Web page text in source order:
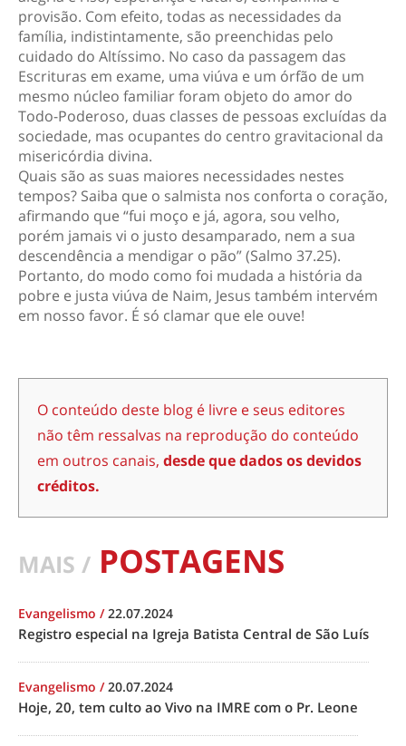
provisão. Com efeito, todas as necessidades da
família, indistintamente, são preenchidas pelo
cuidado do Altíssimo. No caso da passagem das
Escrituras em exame, uma viúva e um órfão de um
mesmo núcleo familiar foram objeto do amor do
Todo-Poderoso, duas classes de pessoas excluídas da
sociedade, mas ocupantes do centro gravitacional da
misericórdia divina.
Quais são as suas maiores necessidades nestes
tempos? Saiba que o salmista nos conforta o coração,
afirmando que “fui moço e já, agora, sou velho,
porém jamais vi o justo desamparado, nem a sua
descendência a mendigar o pão” (Salmo 37.25).
Portanto, do modo como foi mudada a história da
pobre e justa viúva de Naim, Jesus também intervém
em nosso favor. É só clamar que ele ouve!
O conteúdo deste blog é livre e seus editores
não têm ressalvas na reprodução do conteúdo
em outros canais, desde que dados os devidos
créditos.
MAIS / POSTAGENS
Evangelismo /22.07.2024
Registro especial na Igreja Batista Central de São Luís
Evangelismo /20.07.2024
Hoje, 20, tem culto ao Vivo na IMRE com o Pr. Leone